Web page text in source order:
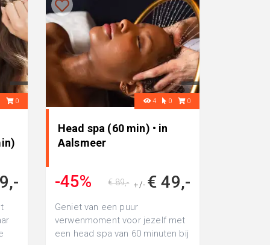
0 4 0 0
Head spa (60 min) • in
Aalsmeer
-45% +/- € 49,-
€ 89,-
Geniet van een puur
verwenmoment voor jezelf met
een head spa van 60 minuten bij